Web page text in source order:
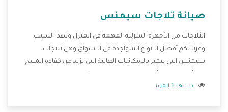
صيانة ثلاجات سيمنس
الثلاجات من الأجهزة المنزلية المهمة فى المنزل ولهذا السبب
وفرنا لكم أفضل الانواع المتواجدة فى الاسواق وهى ثلاجات
سيمنس التى تتميز بالإمكانيات العالية التى تزيد من كفاءة المنتج
تلك المميزات تتوافر بأفضل الاسعار المناسبة لجميع العملاء
مشاهدة المزيد